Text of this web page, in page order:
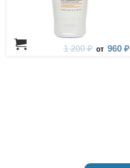
1 200 ₽ от 960 ₽